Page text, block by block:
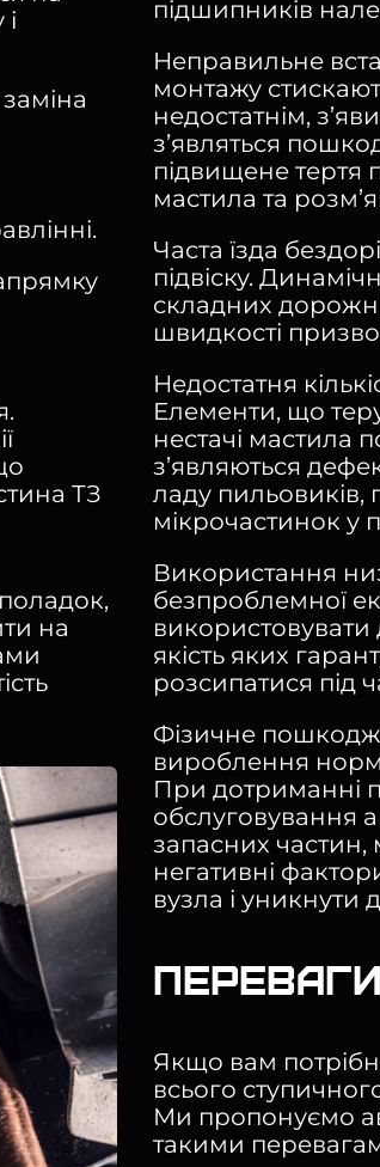
ТЗ
на
підшипників
Неправильне
монтажу
недостатнім,
з’являться
підвищене тертя
мастила та
Часта їзда
підвіску.
складних
швидкості
Недостатня
Елементи, що
нестачі мастила
з’являються
ладу пильовиків,
мікрочастинок у
Використання
безпроблемної
використовувати
якість яких
розсипатися під
Фізичне
вироблення
При дотриманні
обслуговування
запасних
негативні
вузла і уникнути
Якщо вам
всього
Ми пропонуємо
такими